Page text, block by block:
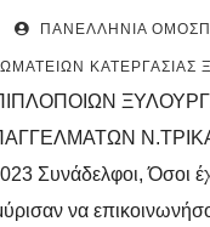
ΠΑΝΕΛΛΉΝΙΑ
ΚΑΤΕΡΓΑΣΊΑΣ
Συνάδελφοι, Όσοι
να